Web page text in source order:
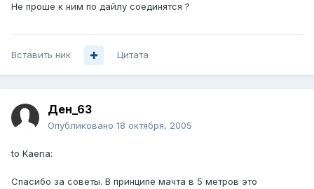
Не проше к ним по дайлу соединятся ?
Вставить ник Цитата
Ден_63
Опубликовано 18 октября, 2005
to Kaena:
Спасибо за советы. В принципе мачта в 5 метров это